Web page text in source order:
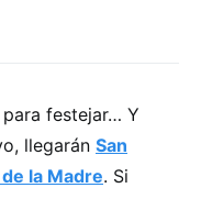
festejar… Y
llegarán San
de la Madre. Si